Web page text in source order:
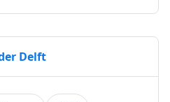
Delft